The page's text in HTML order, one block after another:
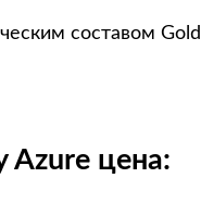
составом
Azure цена: